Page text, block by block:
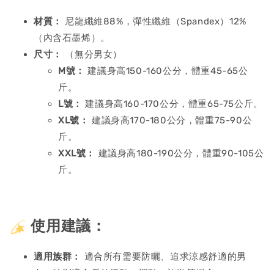
材質：
尼龍纖維88%，彈性纖維（Spandex）12%
（內含石墨烯）。
尺寸：
（無分男女）
M號：
建議身高150-160公分，體重45-65公
斤。
L號：
建議身高160-170公分，體重65-75公斤。
XL號：
建議身高170-180公分，體重75-90公
斤。
XXL號：
建議身高180-190公分，體重90-105公
斤。
使用建議：
適用族群：
適合所有需要防曬、追求涼感舒適的男